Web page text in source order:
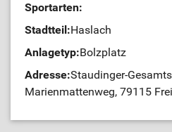
Sportarten:
Stadtteil:Haslach
Anlagetyp:Bolzplatz
Adresse:Staudinger-
Marienmattenweg, 79115